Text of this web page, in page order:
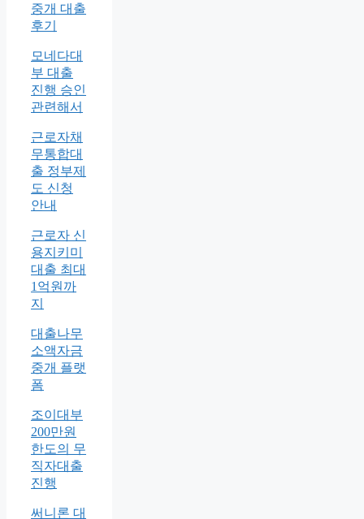
중개 대출
후기
모네다대
부 대출
진행 승인
관련해서
근로자채
무통합대
출 정부제
도 신청
안내
근로자 신
용지키미
대출 최대
1억원까
지
대출나무
소액자금
중개 플랫
폼
조이대부
200만원
한도의 무
직자대출
진행
써니론 대